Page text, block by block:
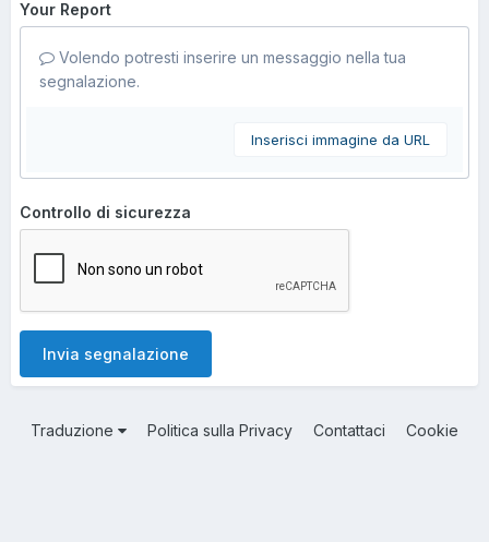
Your Report
Volendo potresti inserire un messaggio nella tua
segnalazione.
Inserisci immagine da URL
Controllo di sicurezza
Invia segnalazione
Traduzione Politica sulla Privacy Contattaci Cookie